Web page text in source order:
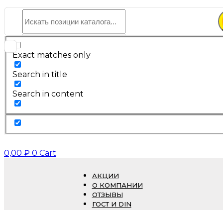
Exact matches only
Search in title
Search in content
0,00 ₽ 0 Cart
АКЦИИ
О КОМПАНИИ
ОТЗЫВЫ
ГОСТ И DIN